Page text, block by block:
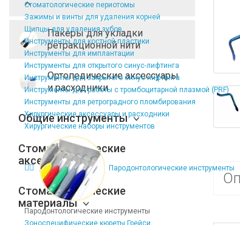
Стоматологические периотомы
Зажимы и винты для удаления корней
Щипцы для удаления зубов
Инструменты для костной пластики
Инструменты для имплантации
Инструменты для открытого синус-лифтинга
Инструменты для закрытого синус-лифтинга
Инструменты для работы с тромбоцитарной плазмой (PRF)
Инструменты для ретроградного пломбирования
Хирургические аксессуары и расходники
Хирургические наборы инструментов
Пародонтологические инструменты
Пародонтологические инструменты
Зоноспецифические кюреты Грейси
Пакеры для укладки
ретракционной нити
Ортопедические аксессуары
и расходники
Общие инструменты
Стоматологические
аксессуары
Стоматологические
материалы